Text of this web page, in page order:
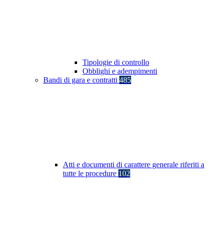
Tipologie di controllo
Obblighi e adempimenti
Bandi di gara e contratti 485
Atti e documenti di carattere generale riferiti a
tutte le procedure 102